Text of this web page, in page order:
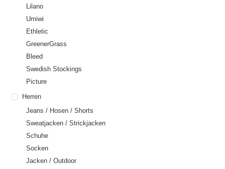
Lilano
Umiwi
Ethletic
GreenerGrass
Bleed
Swedish Stockings
Picture
Herren
Jeans / Hosen / Shorts
Sweatjacken / Strickjacken
Schuhe
Socken
Jacken / Outdoor